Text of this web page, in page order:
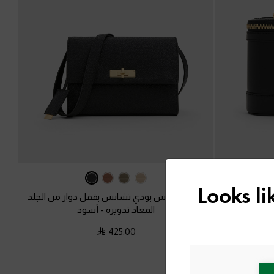
حقيبة كروس بودي تشانس بقفل دوار من الجلد
المعاد تدويره - أسود
425.00
Looks